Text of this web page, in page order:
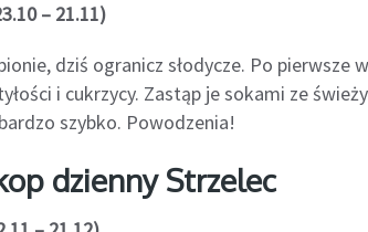
– 21.11)
dziś ogranicz słodycze. Po pierwsze
i cukrzycy. Zastąp je sokami ze
szybko. Powodzenia!
dzienny Strzelec